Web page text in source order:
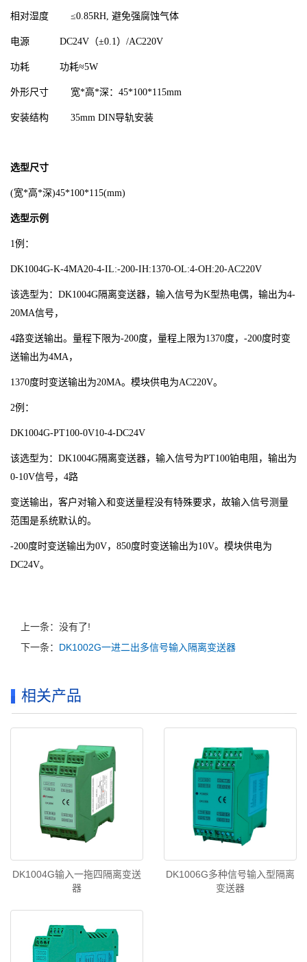
相对湿度 ≤0.85RH, 避免强腐蚀气体
电源 DC24V（±0.1）/AC220V
功耗 功耗≈5W
外形尺寸 宽*高*深：45*100*115mm
安装结构 35mm DIN导轨安装
选型尺寸
(宽*高*深)45*100*115(mm)
选型示例
1例：
DK1004G-K-4MA20-4-IL:-200-IH:1370-OL:4-OH:20-AC220V
该选型为：DK1004G隔离变送器，输入信号为K型热电偶，输出为4-
20MA信号，
4路变送输出。量程下限为-200度，量程上限为1370度，-200度时变
送输出为4MA，
1370度时变送输出为20MA。模块供电为AC220V。
2例：
DK1004G-PT100-0V10-4-DC24V
该选型为：DK1004G隔离变送器，输入信号为PT100铂电阻，输出为
0-10V信号，4路
变送输出，客户对输入和变送量程没有特殊要求，故输入信号测量
范围是系统默认的。
-200度时变送输出为0V，850度时变送输出为10V。模块供电为
DC24V。
上一条：没有了!
下一条： DK1002G一进二出多信号输入隔离变送器
相关产品
DK1004G输入一拖四隔离变送
器
DK1006G多种信号输入型隔离
变送器